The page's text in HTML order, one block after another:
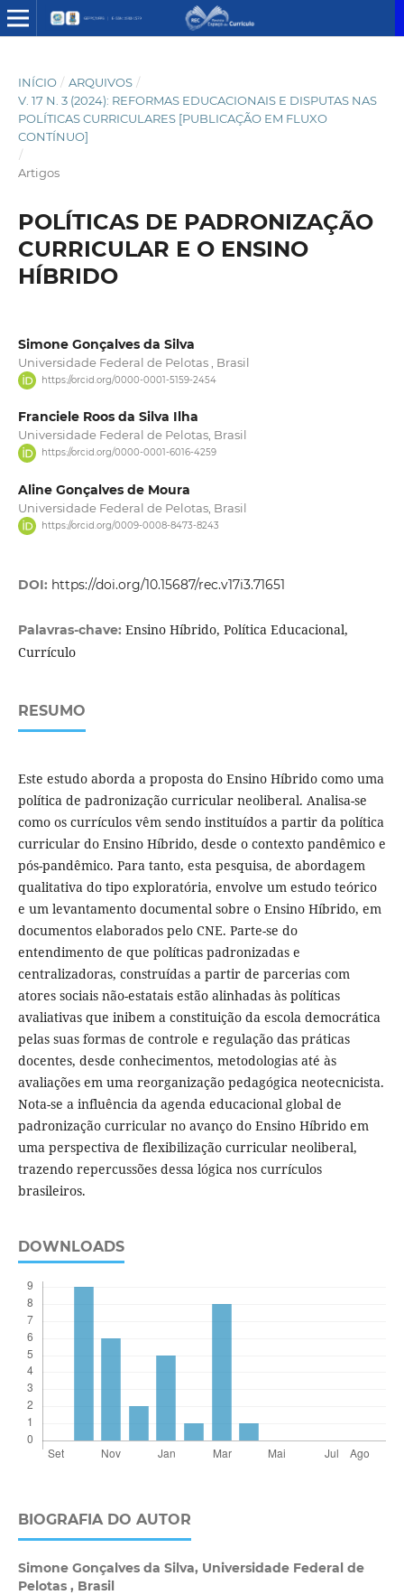
INÍCIO / ARQUIVOS /
V. 17 N. 3 (2024): REFORMAS EDUCACIONAIS E DISPUTAS NAS
POLÍTICAS CURRICULARES [PUBLICAÇÃO EM FLUXO
CONTÍNUO]
/
Artigos
POLÍTICAS DE PADRONIZAÇÃO
CURRICULAR E O ENSINO
HÍBRIDO
Simone Gonçalves da Silva
Universidade Federal de Pelotas , Brasil
https://orcid.org/0000-0001-5159-2454
Franciele Roos da Silva Ilha
Universidade Federal de Pelotas, Brasil
https://orcid.org/0000-0001-6016-4259
Aline Gonçalves de Moura
Universidade Federal de Pelotas, Brasil
https://orcid.org/0009-0008-8473-8243
DOI: https://doi.org/10.15687/rec.v17i3.71651
Palavras-chave: Ensino Híbrido, Política Educacional,
Currículo
RESUMO
Este estudo aborda a proposta do Ensino Híbrido como uma
política de padronização curricular neoliberal. Analisa-se
como os currículos vêm sendo instituídos a partir da política
curricular do Ensino Híbrido, desde o contexto pandêmico e
pós-pandêmico. Para tanto, esta pesquisa, de abordagem
qualitativa do tipo exploratória, envolve um estudo teórico
e um levantamento documental sobre o Ensino Híbrido, em
documentos elaborados pelo CNE. Parte-se do
entendimento de que políticas padronizadas e
centralizadoras, construídas a partir de parcerias com
atores sociais não-estatais estão alinhadas às políticas
avaliativas que inibem a constituição da escola democrática
pelas suas formas de controle e regulação das práticas
docentes, desde conhecimentos, metodologias até às
avaliações em uma reorganização pedagógica neotecnicista.
Nota-se a influência da agenda educacional global de
padronização curricular no avanço do Ensino Híbrido em
uma perspectiva de flexibilização curricular neoliberal,
trazendo repercussões dessa lógica nos currículos
brasileiros.
DOWNLOADS
BIOGRAFIA DO AUTOR
Simone Gonçalves da Silva, Universidade Federal de
Pelotas , Brasil